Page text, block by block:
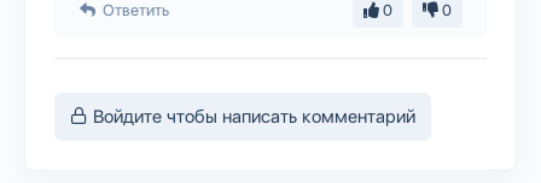
Ответить 0 0
Войдите чтобы написать комментарий